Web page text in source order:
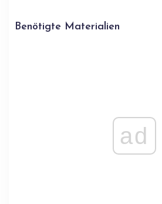
Benötigte Materialien
ad